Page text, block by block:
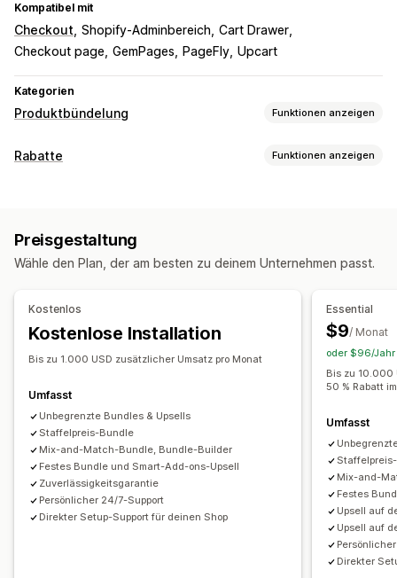
Kompatibel mit
Checkout Shopify-Adminbereich Cart Drawer
Checkout page GemPages PageFly Upcart
Kategorien
Produktbündelung Funktionen anzeigen
Bundle-Typen
Zusammenstellen einer Box
Mystery-Boxen
Probepackungen Abo-Boxen
Cross-Selling-Bundles
Ähnliche Produkte
Digitale Produkte Individuelle Bundles
Feste Preisgestaltung
Mengenstaffelungen Rabatte
Pauschalrabatte Prozentuale Rabatte
Warenkorbrabatte
Kostenloser Versand BOGO Abonnements
Massenpreise
Großhandelspreise
Dynamische Preise Individuelle Preise
Rabatte Funktionen anzeigen
Mengenrabatte
Mengenstaffelungen
Prozentuale Rabatte
Massenrabatte Kostenloser Versand
Prämien Produkt-Bundles
Zeitlich begrenzte Angebote
Countdown Timer
Upselling-Rabatte
Cross-Selling-Rabatte Popups Dynamische Preise
Rabatte verwalten
Vorlagen Währungsumrechnung
Kampagnen
Trigger und Regeln
Automatisierungen
Tracking
Berichterstattung
Preisgestaltung
Wähle den Plan, der am besten zu deinem Unternehmen passt.
Kostenlos
Kostenlose Installation
Bis zu 1.000 USD zusätzlicher Umsatz pro Monat
Umfasst
Unbegrenzte Bundles & Upsells
Staffelpreis-Bundle
Mix-and-Match-Bundle, Bundle-Builder
Festes Bundle und Smart-Add-ons-Upsell
Zuverlässigkeitsgarantie
Persönlicher 24/7-Support
Direkter Setup-Support für deinen Shop
Essential
$9/ Monat
oder $96/Jahr
Bis zu 10.000
50 % Rabatt
Umfasst
Mix-and-
Festes
Upsell auf
Upsell auf
Direkter